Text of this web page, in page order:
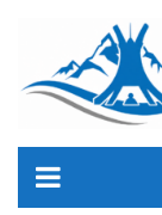
содержанию